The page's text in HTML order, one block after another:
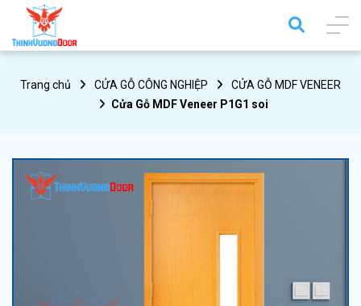
Trang chủ CỬA GỖ CÔNG NGHIỆP
CỬA GỖ MDF VENEER
Cửa Gỗ MDF Veneer P1G1 soi